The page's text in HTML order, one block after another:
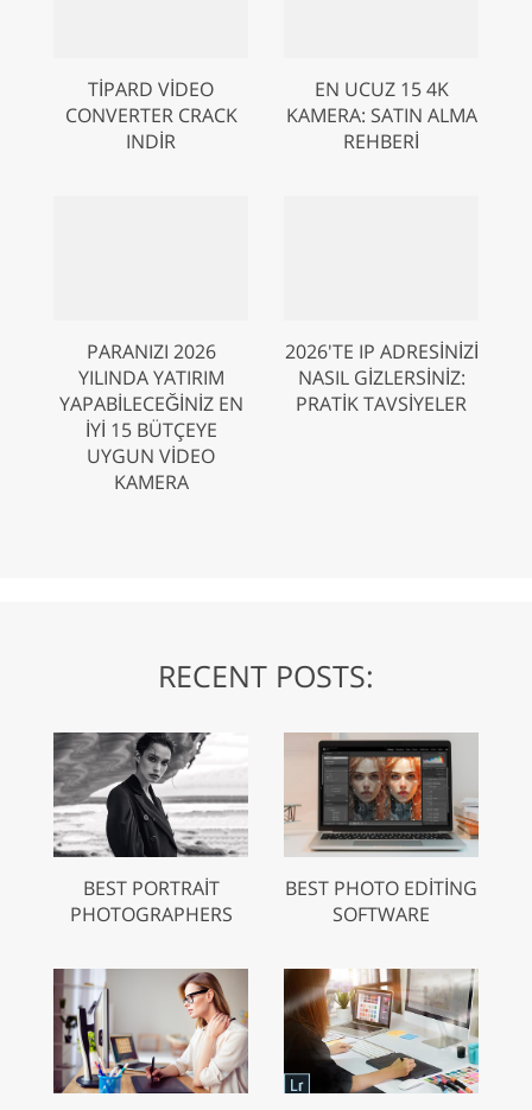
TIPARD VIDEO
CONVERTER CRACK
INDIR
EN UCUZ 15 4K
KAMERA: SATIN ALMA
REHBERI
PARANIZI 2026
YILINDA YATIRIM
YAPABILECEĞINIZ EN
İYI 15 BÜTÇEYE
UYGUN VIDEO
KAMERA
2026'TE IP ADRESINIZI
NASIL GIZLERSINIZ:
PRATIK TAVSIYELER
RECENT POSTS:
BEST PORTRAIT
PHOTOGRAPHERS
BEST PHOTO EDITING
SOFTWARE